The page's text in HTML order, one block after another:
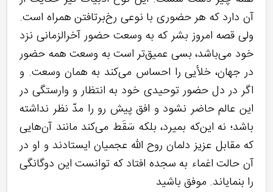
آن دارد که هر حضوری با نوعی رخ‌برتافتن همراه است.
ولی قصه امروز بشر که به وسعت حضور آخرالزمانی نزد
خود می‌باشد، بسی عمیق‌تر است به وسعت همه حضور
در جهان، خلأیی را احساس می‌کند به همان وسعت. و
اگر در دل حضور توحیدی خود به انتظار و وارستگی در
این عالم حاضر نشود و افق پیش رو را مدّ نظر نداشته
باشد؛ نه این‌که بمیرد، بلکه سَقَط می‌کند مانند آن‌هایی
که مقابل عزیز دلمان روح الله عجمیان ایستادند و او در
آن حالت اغماء به سجده افتاد که توانست این دوگانگی
را بنمایاند. موفق باشید